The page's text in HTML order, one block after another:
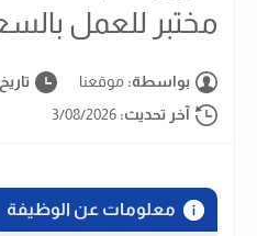
مختبر للعمل
بواسطة: موقعنا
آخر تحديث: 3/08/2026
معلومات عن الوظيفة